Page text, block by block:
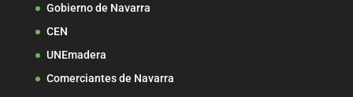
Gobierno de Navarra
CEN
UNEmadera
Comerciantes de Navarra